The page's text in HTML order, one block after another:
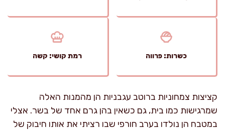
כשרות: פרווה רמת קושי: קשה
קציצות צמחוניות ברוטב עגבניות הן מהמנות האלה
שמרגישות כמו בית, גם כשאין בהן גרם אחד של בשר. אצלי
במטבח הן נולדו בערב חורפי שבו רציתי את אותו חיבוק של